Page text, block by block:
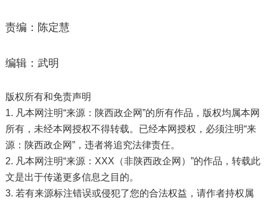
责编：陈定慧
编辑：武明
版权所有和免责声明
1. 凡本网注明“来源：陕西政企网”的所有作品，版权均属本网
所有，未经本网授权不得转载。已经本网授权，必须注明“来
源：陕西政企网”，违者将追究法律责任。
2. 凡本网注明“来源：XXX（非陕西政企网）”的作品，转载此
文是出于传递更多信息之目的。
3. 若有来源标注错误或侵犯了您的合法权益，请作者持权属